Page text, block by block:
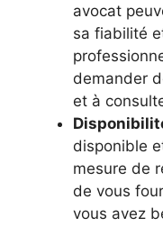
avocat
sa fiabilité
demander
et à
disponible
mesure de
de vous
vous avez